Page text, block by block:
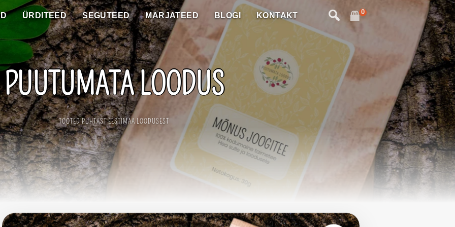
0
ÜRDITEED SEGUTEED MARJATEED BLOGI KONTAKT
PUUTUMATA LOODUS
TOOTED PUHTAST EESTIMAA LOODUSEST